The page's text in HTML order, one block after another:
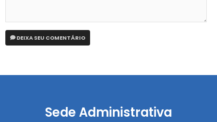
DEIXA SEU COMENTÁRIO
Sede Administrativa